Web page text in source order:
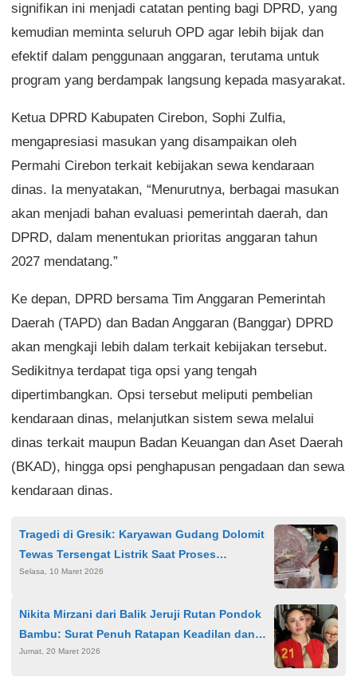
signifikan ini menjadi catatan penting bagi DPRD, yang
kemudian meminta seluruh OPD agar lebih bijak dan
efektif dalam penggunaan anggaran, terutama untuk
program yang berdampak langsung kepada masyarakat.
Ketua DPRD Kabupaten Cirebon, Sophi Zulfia,
mengapresiasi masukan yang disampaikan oleh
Permahi Cirebon terkait kebijakan sewa kendaraan
dinas. Ia menyatakan, “Menurutnya, berbagai masukan
akan menjadi bahan evaluasi pemerintah daerah, dan
DPRD, dalam menentukan prioritas anggaran tahun
2027 mendatang.”
Ke depan, DPRD bersama Tim Anggaran Pemerintah
Daerah (TAPD) dan Badan Anggaran (Banggar) DPRD
akan mengkaji lebih dalam terkait kebijakan tersebut.
Sedikitnya terdapat tiga opsi yang tengah
dipertimbangkan. Opsi tersebut meliputi pembelian
kendaraan dinas, melanjutkan sistem sewa melalui
dinas terkait maupun Badan Keuangan dan Aset Daerah
(BKAD), hingga opsi penghapusan pengadaan dan sewa
kendaraan dinas.
Tragedi di Gresik: Karyawan Gudang Dolomit
Tewas Tersengat Listrik Saat Proses
Pembersihan
Selasa, 10 Maret 2026
Nikita Mirzani dari Balik Jeruji Rutan Pondok
Bambu: Surat Penuh Ratapan Keadilan dan
Kerinduan
Jumat, 20 Maret 2026